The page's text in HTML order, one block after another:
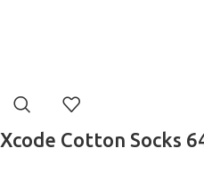
Xcode Cotton Socks